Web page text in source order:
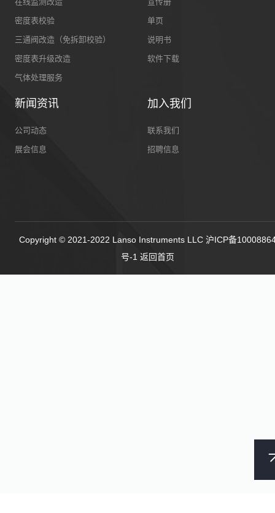
密度表校验
三通阀改造（免拆卸校验）
密度表升级改造
气体处理服务
单页
说明书
软件下载
新闻资讯
公司动态
展会信息
加入我们
联系我们
招聘信息
Copyright © 2021-2022 Lanso Instruments LLC 沪ICP备
号-1 返回首页